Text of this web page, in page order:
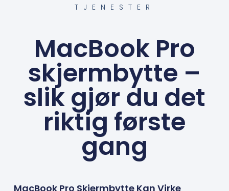
TJENESTER
MacBook Pro
skjermbytte –
slik gjør du det
riktig første
gang
MacBook Pro Skjermbytte Kan Virke